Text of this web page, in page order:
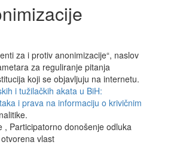
za i protiv anonimizacije“, naslov
za reguliranje pitanja
koji se objavljuju na internetu.
i tužilačkih akata u BiH:
i prava na informaciju o krivičnim
, Participatorno donošenje odluka
vlast